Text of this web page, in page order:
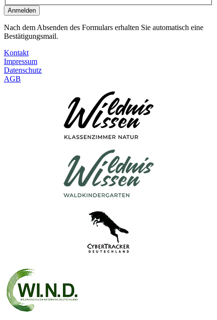
Anmelden
Nach dem Absenden des Formulars erhalten Sie automatisch eine
Bestätigungsmail.
Kontakt
Impressum
Datenschutz
AGB